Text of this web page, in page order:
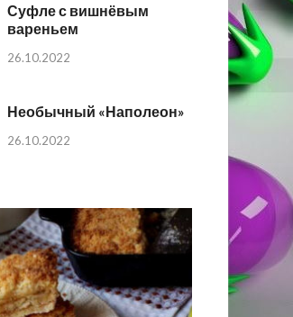
Суфле с вишнёвым
вареньем
26.10.2022
Необычный «Наполеон»
26.10.2022